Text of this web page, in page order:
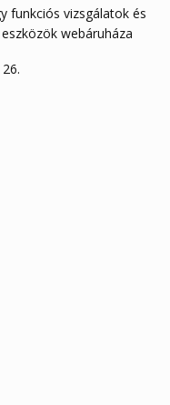
funkciós vizsgálatok és
webáruháza